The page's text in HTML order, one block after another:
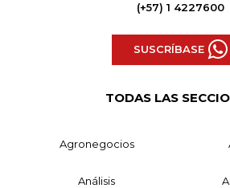
(+57) 1 4227600
SUSCRÍBASE
TODAS LAS
Agronegocios
Análisis